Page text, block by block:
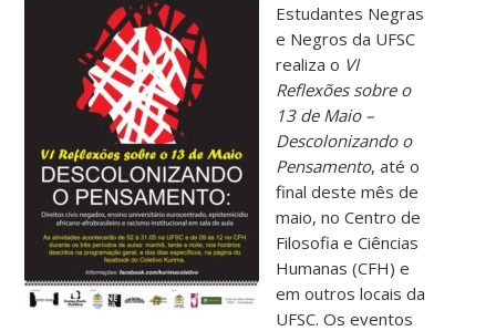
Estudantes Negras
e Negros da UFSC
realiza o VI
Reflexões sobre o
13 de Maio –
Descolonizando o
Pensamento, até o
final deste mês de
maio, no Centro de
Filosofia e Ciências
Humanas (CFH) e
em outros locais da
UFSC. Os eventos